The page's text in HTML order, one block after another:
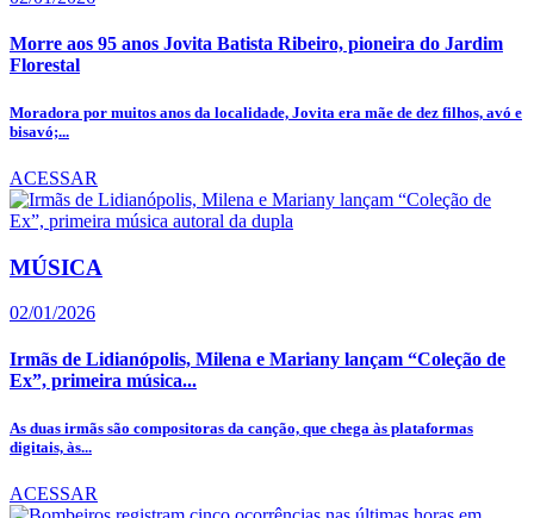
Morre aos 95 anos Jovita Batista Ribeiro, pioneira do Jardim
Florestal
Moradora por muitos anos da localidade, Jovita era mãe de dez filhos, avó e
bisavó;...
ACESSAR
MÚSICA
02/01/2026
Irmãs de Lidianópolis, Milena e Mariany lançam “Coleção de
Ex”, primeira música...
As duas irmãs são compositoras da canção, que chega às plataformas
digitais, às...
ACESSAR